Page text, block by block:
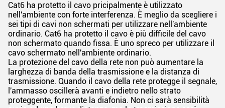
Cat6 ha protetto il cavo pricipalmente è utilizzato
nell'ambiente con forte interferenza. È meglio da scegliere i
sei tipi di cavi non schermati per utilizzare nell'ambiente
ordinario. Cat6 ha protetto il cavo è più difficile del cavo
non schermato quando fissa. È uno spreco per utilizzare il
cavo schermato nell'ambiente ordinario.
La protezione del cavo della rete non può aumentare la
larghezza di banda della trasmissione e la distanza di
trasmissione. Quando il cavo della rete protegge il segnale,
l'ammasso oscillerà avanti e indietro nello strato
proteggente, formante la diafonia. Non ci sarà sensibilità